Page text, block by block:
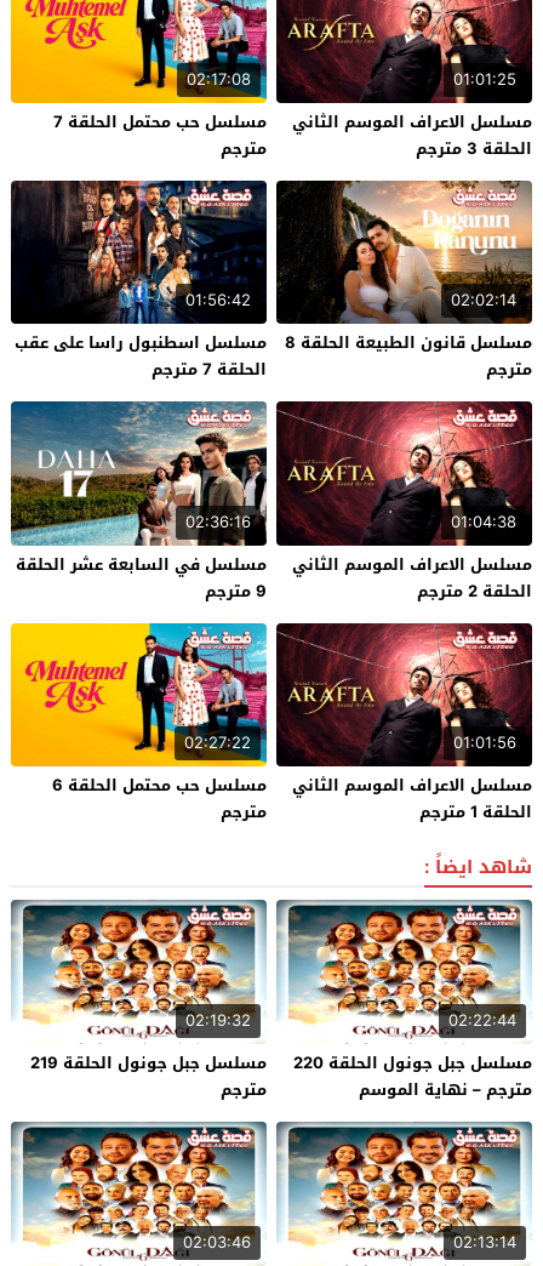
01:01:25
مسلسل الاعراف الموسم الثاني
الحلقة 3 مترجم
02:17:08
مسلسل حب محتمل الحلقة 7
مترجم
02:02:14
مسلسل قانون الطبيعة الحلقة 8
مترجم
01:56:42
مسلسل اسطنبول راسا على عقب
الحلقة 7 مترجم
01:04:38
مسلسل الاعراف الموسم الثاني
الحلقة 2 مترجم
02:36:16
مسلسل في السابعة عشر الحلقة
9 مترجم
01:01:56
مسلسل الاعراف الموسم الثاني
الحلقة 1 مترجم
02:27:22
مسلسل حب محتمل الحلقة 6
مترجم
شاهد ايضاً :
02:22:44
مسلسل جبل جونول الحلقة 220
مترجم – نهاية الموسم
02:19:32
مسلسل جبل جونول الحلقة 219
مترجم
02:13:14
02:03:46